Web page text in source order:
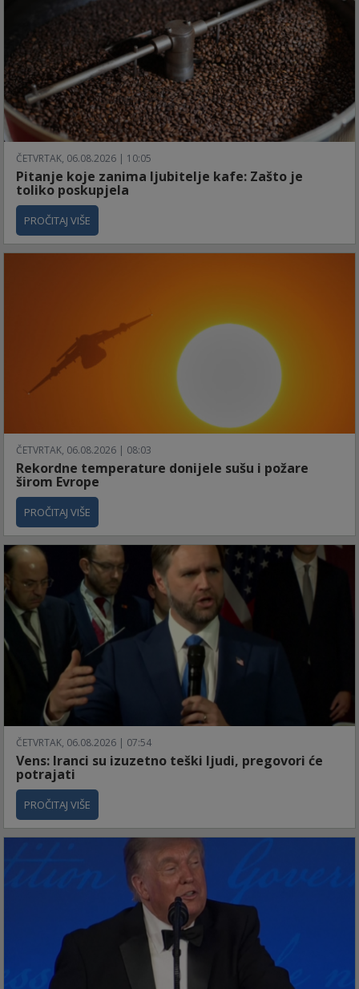
ČETVRTAK, 06.08.2026 | 10:05
Pitanje koje zanima ljubitelje kafe: Zašto je
toliko poskupjela
PROČITAJ VIŠE
ČETVRTAK, 06.08.2026 | 08:03
Rekordne temperature donijele sušu i požare
širom Evrope
PROČITAJ VIŠE
ČETVRTAK, 06.08.2026 | 07:54
Vens: Iranci su izuzetno teški ljudi, pregovori će
potrajati
PROČITAJ VIŠE